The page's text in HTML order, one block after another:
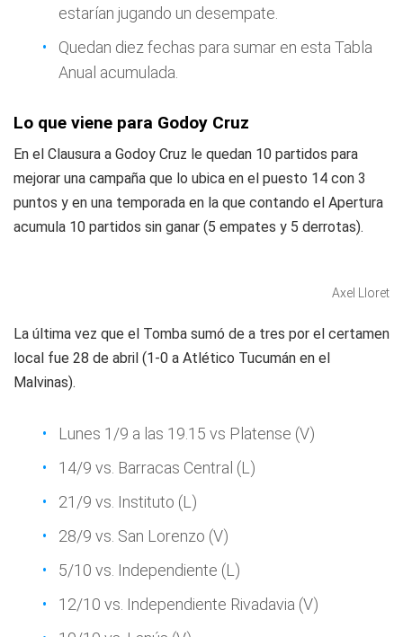
estarían jugando un desempate.
Quedan diez fechas para sumar en esta Tabla
Anual acumulada.
Lo que viene para Godoy Cruz
En el Clausura a Godoy Cruz le quedan 10 partidos para
mejorar una campaña que lo ubica en el puesto 14 con 3
puntos y en una temporada en la que contando el Apertura
acumula 10 partidos sin ganar (5 empates y 5 derrotas).
Axel Lloret
La última vez que el Tomba sumó de a tres por el certamen
local fue 28 de abril (1-0 a Atlético Tucumán en el
Malvinas).
Lunes 1/9 a las 19.15 vs Platense (V)
14/9 vs. Barracas Central (L)
21/9 vs. Instituto (L)
28/9 vs. San Lorenzo (V)
5/10 vs. Independiente (L)
12/10 vs. Independiente Rivadavia (V)